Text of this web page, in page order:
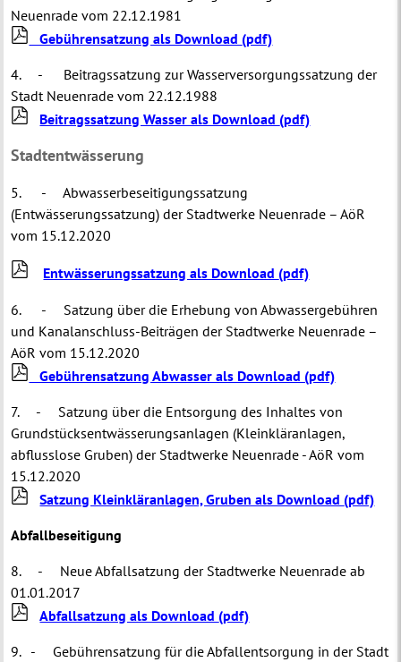
Neuenrade vom 22.12.1981
Gebührensatzung als Download (pdf)
4. - Beitragssatzung zur Wasserversorgungssatzung der
Stadt Neuenrade vom 22.12.1988
Beitragssatzung Wasser als Download (pdf)
Stadtentwässerung
5. - Abwasserbeseitigungssatzung
(Entwässerungssatzung) der Stadtwerke Neuenrade – AöR
vom 15.12.2020
Entwässerungssatzung als Download (pdf)
6. - Satzung über die Erhebung von Abwassergebühren
und Kanalanschluss-Beiträgen der Stadtwerke Neuenrade –
AöR vom 15.12.2020
Gebührensatzung Abwasser als Download (pdf)
7. - Satzung über die Entsorgung des Inhaltes von
Grundstücksentwässerungsanlagen (Kleinkläranlagen,
abflusslose Gruben) der Stadtwerke Neuenrade - AöR vom
15.12.2020
Satzung Kleinkläranlagen, Gruben als Download (pdf)
Abfallbeseitigung
8. - Neue Abfallsatzung der Stadtwerke Neuenrade ab
01.01.2017
Abfallsatzung als Download (pdf)
9. - Gebührensatzung für die Abfallentsorgung in der Stadt